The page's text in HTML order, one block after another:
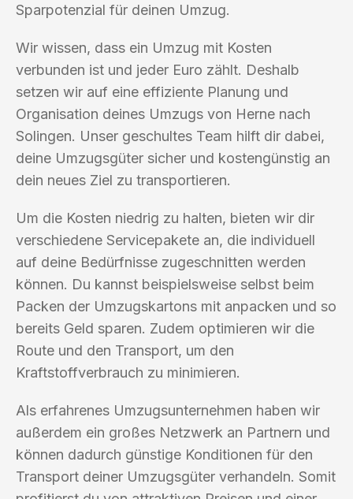
Sparpotenzial für deinen Umzug.
Wir wissen, dass ein Umzug mit Kosten
verbunden ist und jeder Euro zählt. Deshalb
setzen wir auf eine effiziente Planung und
Organisation deines Umzugs von Herne nach
Solingen. Unser geschultes Team hilft dir dabei,
deine Umzugsgüter sicher und kostengünstig an
dein neues Ziel zu transportieren.
Um die Kosten niedrig zu halten, bieten wir dir
verschiedene Servicepakete an, die individuell
auf deine Bedürfnisse zugeschnitten werden
können. Du kannst beispielsweise selbst beim
Packen der Umzugskartons mit anpacken und so
bereits Geld sparen. Zudem optimieren wir die
Route und den Transport, um den
Kraftstoffverbrauch zu minimieren.
Als erfahrenes Umzugsunternehmen haben wir
außerdem ein großes Netzwerk an Partnern und
können dadurch günstige Konditionen für den
Transport deiner Umzugsgüter verhandeln. Somit